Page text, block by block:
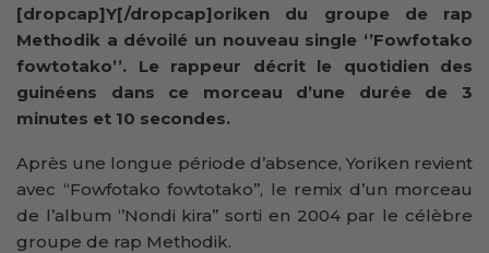
[dropcap]Y[/dropcap]oriken du groupe de rap
Methodik a dévoilé un nouveau single ‘’Fowfotako
fowtotako’’. Le rappeur décrit le quotidien des
guinéens dans ce morceau d’une durée de 3
minutes et 10 secondes.
Après une longue période d’absence, Yoriken revient
avec “Fowfotako fowtotako’’, le remix d’un morceau
de l’album ‘’Nondi kira’’ sorti en 2004 par le célèbre
groupe de rap Methodik.